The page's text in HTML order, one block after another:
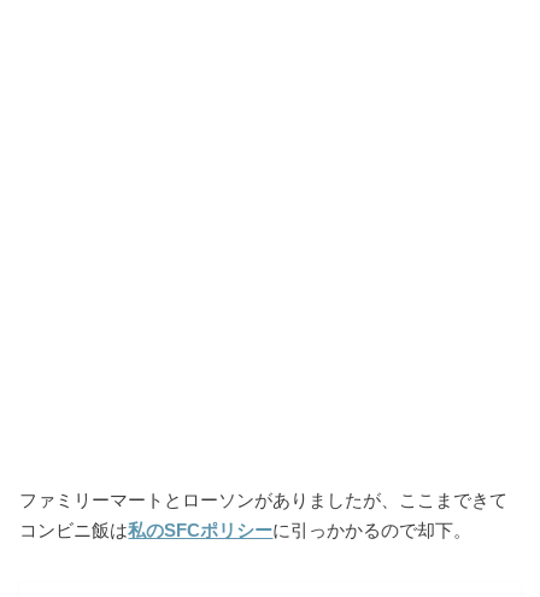
ファミリーマートとローソンがありましたが、ここまできて
コンビニ飯は私のSFCポリシーに引っかかるので却下。